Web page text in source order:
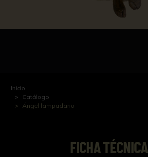
Inicio
Catálogo
Ángel lampadario
FICHA TÉCNICA